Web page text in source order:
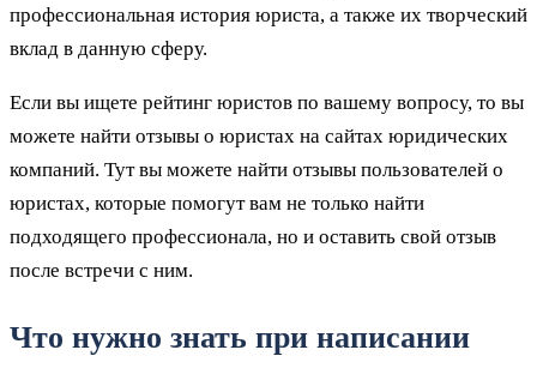
профессиональная история юриста, а также их творческий
вклад в данную сферу.
Если вы ищете рейтинг юристов по вашему вопросу, то вы
можете найти отзывы о юристах на сайтах юридических
компаний. Тут вы можете найти отзывы пользователей о
юристах, которые помогут вам не только найти
подходящего профессионала, но и оставить свой отзыв
после встречи с ним.
Что нужно знать при написании